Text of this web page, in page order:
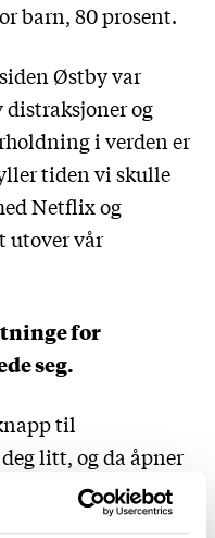
barn, 80 prosent.
Østby var
distraksjoner og
i verden er
tiden vi skulle
Netflix og
utover vår
for
seg.
til
litt, og da åpner
du vandrer fritt i
ideer og hvite